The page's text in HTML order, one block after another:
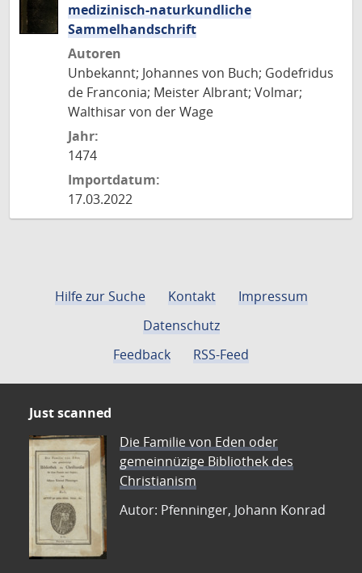
medizinisch-naturkundliche
Sammelhandschrift
Autoren
Unbekannt; Johannes von Buch; Godefridus
de Franconia; Meister Albrant; Volmar;
Walthisar von der Wage
Jahr:
1474
Importdatum:
17.03.2022
Hilfe zur Suche Kontakt
Impressum
Datenschutz
Feedback
RSS-Feed
Just scanned
Die Familie von Eden oder
gemeinnüzige Bibliothek des
Christianism
Autor: Pfenninger, Johann Konrad